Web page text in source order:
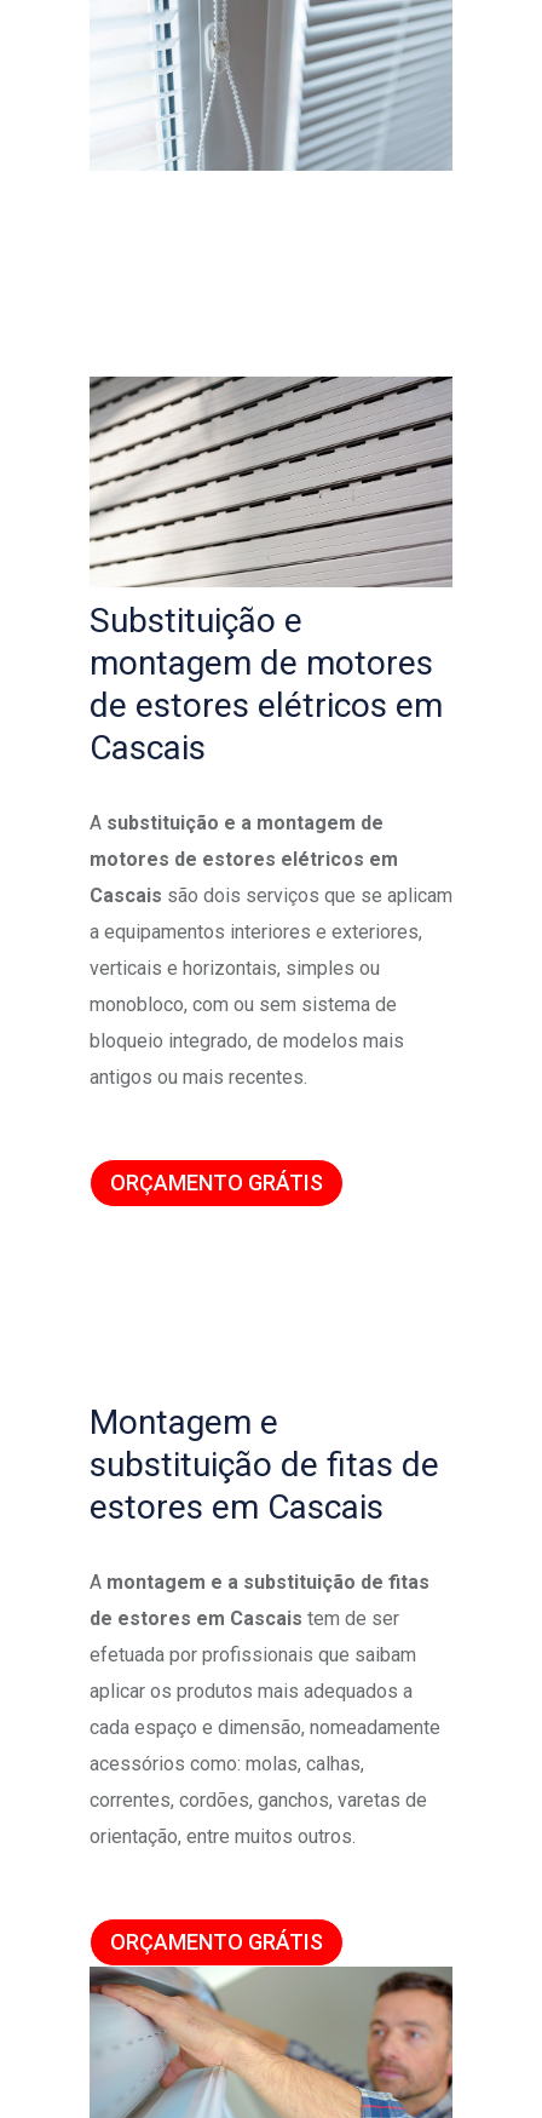
Substituição e
montagem de motores
de estores elétricos em
Cascais
A substituição e a montagem de
motores de estores elétricos em
Cascais são dois serviços que se aplicam
a equipamentos interiores e exteriores,
verticais e horizontais, simples ou
monobloco, com ou sem sistema de
bloqueio integrado, de modelos mais
antigos ou mais recentes.
ORÇAMENTO GRÁTIS
Montagem e
substituição de fitas de
estores em Cascais
A montagem e a substituição de fitas
de estores em Cascais tem de ser
efetuada por profissionais que saibam
aplicar os produtos mais adequados a
cada espaço e dimensão, nomeadamente
acessórios como: molas, calhas,
correntes, cordões, ganchos, varetas de
orientação, entre muitos outros.
ORÇAMENTO GRÁTIS